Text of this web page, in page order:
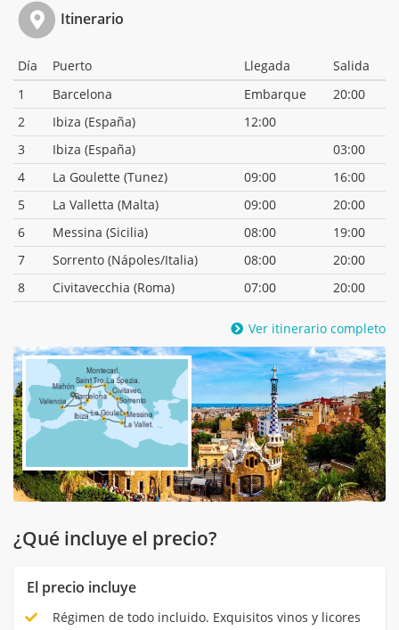
Itinerario
Día Puerto Llegada
Salida
1
Barcelona Embarque
20:00
2
Ibiza (España)
12:00
3
Ibiza (España)
03:00
4
La Goulette (Tunez) 09:00
16:00
5
La Valletta (Malta) 09:00
20:00
6
Messina (Sicilia) 08:00
19:00
7
Sorrento (Nápoles/Italia) 08:00
20:00
8
Civitavecchia (Roma) 07:00 20:00
Ver itinerario completo
¿Qué incluye el precio?
El precio incluye
Régimen de todo incluido. Exquisitos vinos y licores